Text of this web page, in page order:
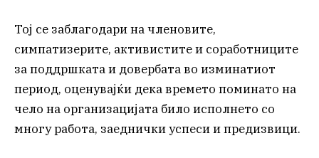
Тој се заблагодари на членовите,
симпатизерите, активистите и соработниците
за поддршката и довербата во изминатиот
период, оценувајќи дека времето поминато на
чело на организацијата било исполнето со
многу работа, заеднички успеси и предизвици.